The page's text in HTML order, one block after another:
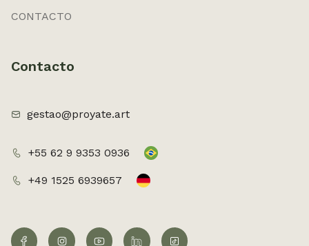
CONTACTO
Contacto
gestao@proyate.art
+55 62 9 9353 0936
+49 1525 6939657